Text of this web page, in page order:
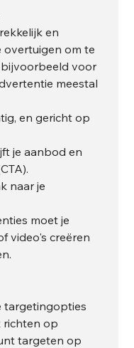
en
overtuigen om te
voor
meestal
en gericht op
je aanbod en
naar je
moet je
video's creëren
targetingopties
richten op
targeten op